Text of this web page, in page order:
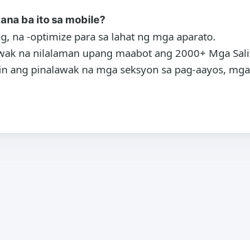
ba ito sa mobile?
na -optimize para sa lahat ng mga aparato.
na nilalaman upang maabot ang 2000+ Mga
ang pinalawak na mga seksyon sa pag-aayos,